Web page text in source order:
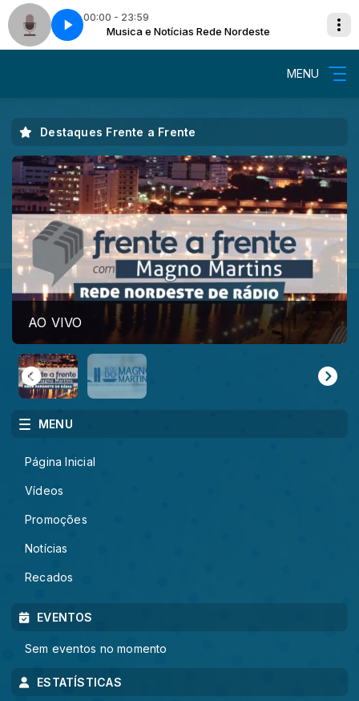
00:00 - 23:59
Musica e Notícias Rede Nordeste
MENU
Destaques Frente a Frente
AO VIVO
MENU
Página Inicial
Vídeos
Promoções
Notícias
Recados
EVENTOS
Sem eventos no momento
ESTATÍSTICAS